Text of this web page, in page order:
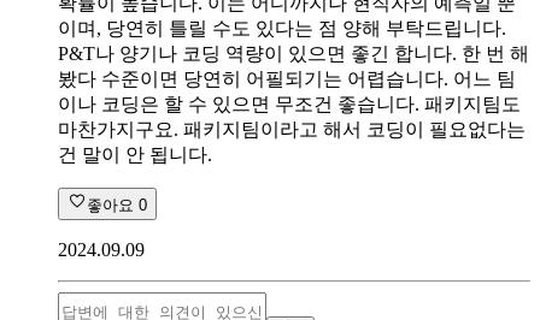
이며, 당연히 틀릴 수도 있다는 점 양해 부탁드립니다.
P&T나 양기나 코딩 역량이 있으면 좋긴 합니다. 한 번 해
봤다 수준이면 당연히 어필되기는 어렵습니다. 어느 팀
이나 코딩은 할 수 있으면 무조건 좋습니다. 패키지팀도
마찬가지구요. 패키지팀이라고 해서 코딩이 필요없다는
건 말이 안 됩니다.
좋아요 0
2024.09.09